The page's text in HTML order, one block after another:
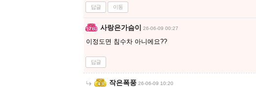
답글 이동
사랑은가슴이 26-06-09 00:27
이정도면 침수차 아니에요??
답글
작은폭풍 26-06-09 10:20